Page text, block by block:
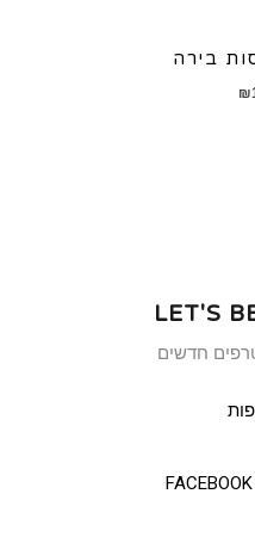
₪
LET'S
FACEBOOK